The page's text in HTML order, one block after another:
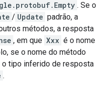
. Se o
/ Update padrão, a
métodos, a resposta
, em que Xxx é o nome
se o nome do método
o tipo inferido de resposta
.